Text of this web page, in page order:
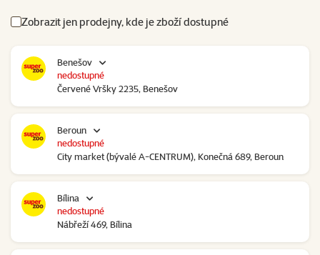
Zobrazit jen prodejny, kde je zboží dostupné
Benešov
Červené Vršky 2235, Benešov
nedostupné
Beroun
City market (bývalé A-CENTRUM), Konečná 689, Beroun
nedostupné
Bílina
Nábřeží 469, Bílina
nedostupné